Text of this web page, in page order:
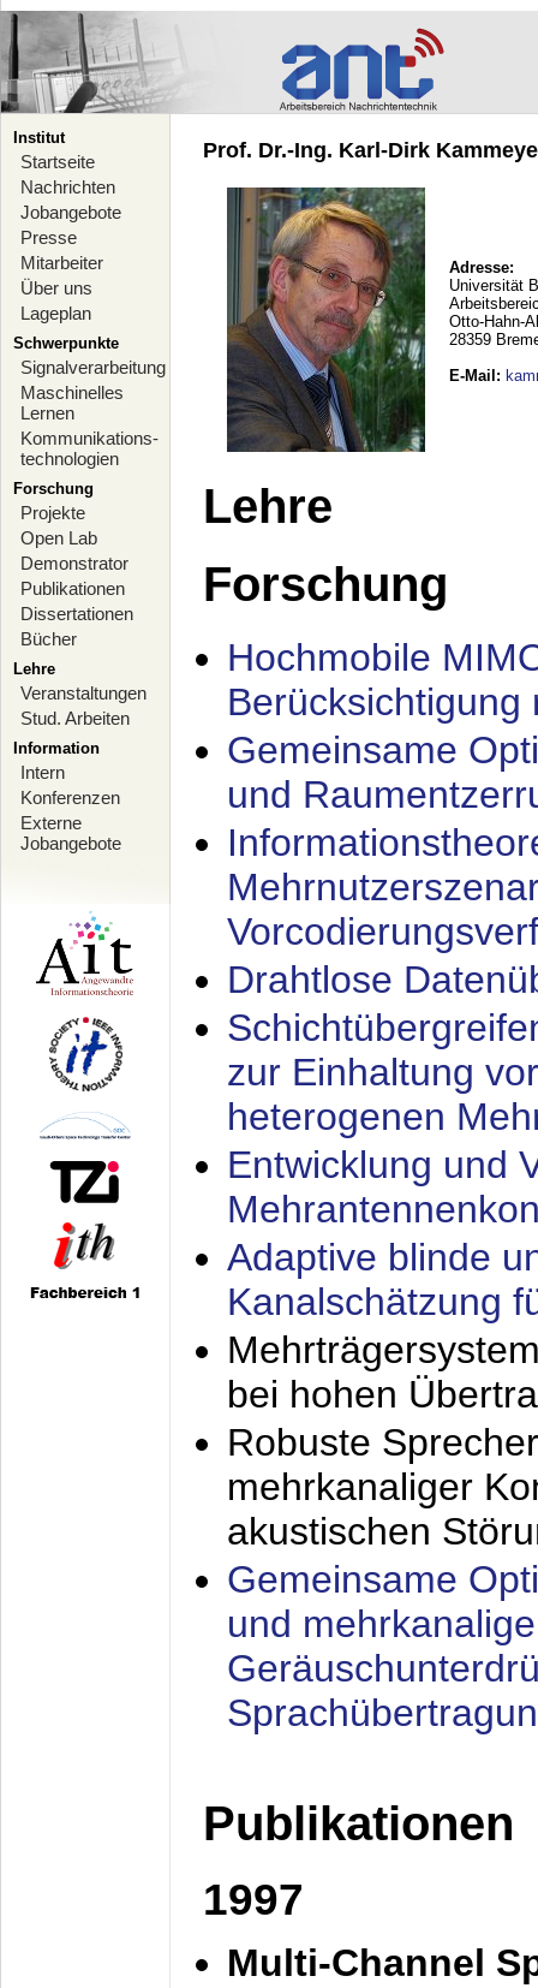
Institut
Startseite
Nachrichten
Jobangebote
Presse
Mitarbeiter
Über uns
Lageplan
Schwerpunkte
Signalverarbeitung
Maschinelles
Lernen
Kommunikations-
technologien
Forschung
Projekte
Open Lab
Demonstrator
Publikationen
Dissertationen
Bücher
Lehre
Veranstaltungen
Stud. Arbeiten
Information
Intern
Konferenzen
Externe
Jobangebote
Prof. Dr.-Ing. Karl-Dirk
Adresse:
Universität
Otto-Hahn-
28359
E-Mail :
Lehre
Forschung
Hochmobile
Berücksichtigung
Gemeinsame
und
Drahtlose
zur Einhaltung
heterogenen
Entwicklung und
Adaptive blinde
Kanalschätzung
bei hohen
Robuste
mehrkanaliger
akustischen
Gemeinsame
und
Publikationen
1997
Multi-Channel